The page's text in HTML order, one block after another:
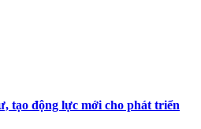
tạo động lực mới cho phát triển